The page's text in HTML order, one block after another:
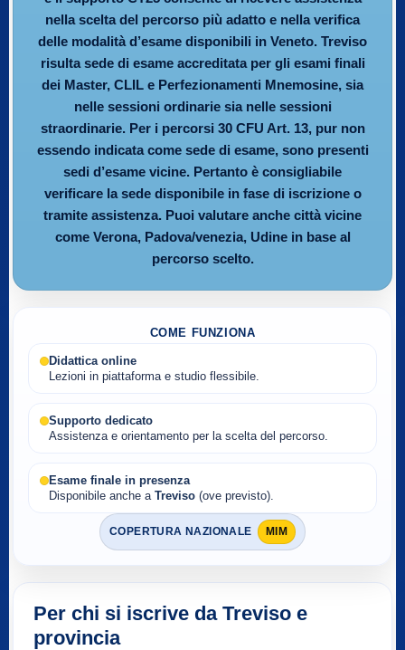
nella scelta del percorso più adatto e nella verifica
delle modalità d’esame disponibili in Veneto. Treviso
risulta sede di esame accreditata per gli esami finali
dei Master, CLIL e Perfezionamenti Mnemosine, sia
nelle sessioni ordinarie sia nelle sessioni
straordinarie. Per i percorsi 30 CFU Art. 13, pur non
essendo indicata come sede di esame, sono presenti
sedi d’esame vicine. Pertanto è consigliabile
verificare la sede disponibile in fase di iscrizione o
tramite assistenza. Puoi valutare anche città vicine
come Verona, Padova/venezia, Udine in base al
percorso scelto.
COME FUNZIONA
Didattica online
Lezioni in piattaforma e studio flessibile.
Supporto dedicato
Assistenza e orientamento per la scelta del percorso.
Esame finale in presenza
Disponibile anche a Treviso (ove previsto).
COPERTURA NAZIONALE MIM
Per chi si iscrive da Treviso e
provincia